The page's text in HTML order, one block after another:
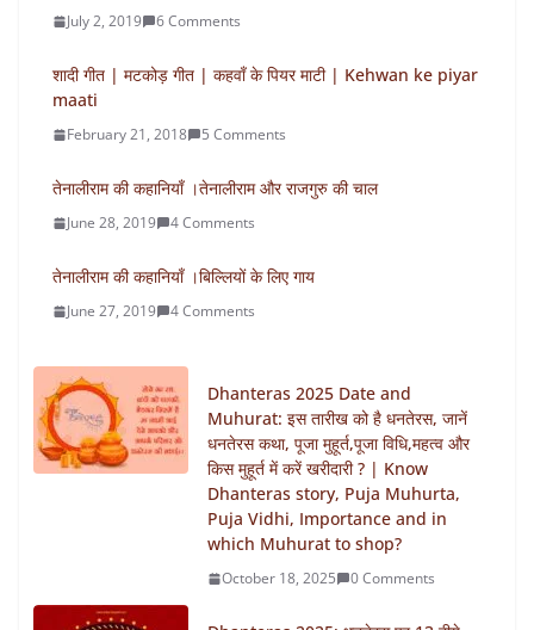
July 2, 2019 6 Comments
शादी गीत | मटकोड़ गीत | कहवाँ के पियर माटी | Kehwan ke piyar
maati
February 21, 2018 5 Comments
तेनालीराम की कहानियाँ ।तेनालीराम और राजगुरु की चाल
June 28, 2019 4 Comments
तेनालीराम की कहानियाँ ।बिल्लियों के लिए गाय
June 27, 2019 4 Comments
Dhanteras 2025 Date and
Muhurat: इस तारीख को है धनतेरस, जानें
धनतेरस कथा, पूजा मुहूर्त,पूजा विधि,महत्व और
किस मुहूर्त में करें खरीदारी ? | Know
Dhanteras story, Puja Muhurta,
Puja Vidhi, Importance and in
which Muhurat to shop?
October 18, 2025 0 Comments